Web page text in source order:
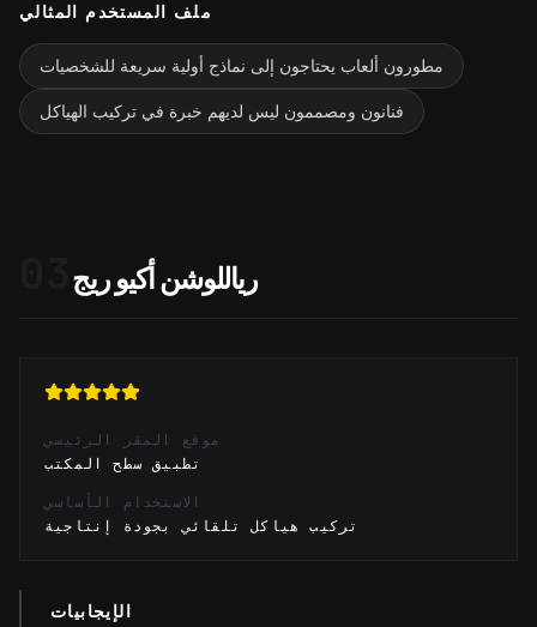
ملف المستخدم المثالي
مطورون ألعاب يحتاجون إلى نماذج أولية سريعة للشخصيات
فنانون ومصممون ليس لديهم خبرة في تركيب الهياكل
رياللوشن أكيو ريج
موقع المقر الرئيسي
تطبيق سطح المكتب
الاستخدام الأساسي
تركيب هياكل تلقائي بجودة إنتاجية
الإيجابيات